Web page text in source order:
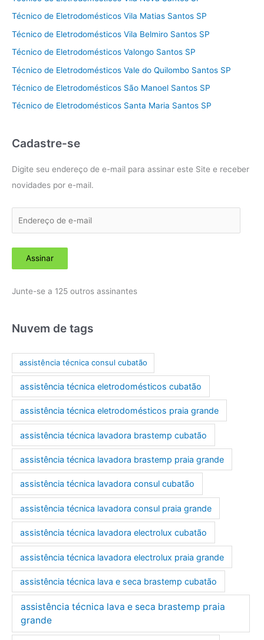
Técnico de Eletrodomésticos Vila Matias Santos SP
Técnico de Eletrodomésticos Vila Belmiro Santos SP
Técnico de Eletrodomésticos Valongo Santos SP
Técnico de Eletrodomésticos Vale do Quilombo Santos SP
Técnico de Eletrodomésticos São Manoel Santos SP
Técnico de Eletrodomésticos Santa Maria Santos SP
Cadastre-se
Digite seu endereço de e-mail para assinar este Site e receber
novidades por e-mail.
d
e
o
e
a
Assinar
Junte-se a 125 outros assinantes
Nuvem de tags
assistência técnica consul cubatão
assistência técnica eletrodomésticos cubatão
assistência técnica eletrodomésticos praia grande
assistência técnica lavadora brastemp cubatão
assistência técnica lavadora brastemp praia grande
assistência técnica lavadora consul cubatão
assistência técnica lavadora consul praia grande
assistência técnica lavadora electrolux cubatão
assistência técnica lavadora electrolux praia grande
assistência técnica lava e seca brastemp cubatão
assistência técnica lava e seca brastemp praia
grande